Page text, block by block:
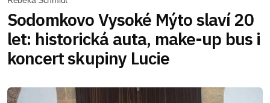
Sodomkovo Vysoké Mýto slaví 20
let: historická auta, make-up bus i
koncert skupiny Lucie